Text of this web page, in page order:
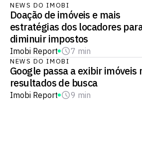
NEWS DO IMOBI
Doação de imóveis e mais
estratégias dos locadores
diminuir impostos
Imobi Report 7 min
NEWS DO IMOBI
Google passa a exibir imóveis
resultados de busca
Imobi Report 9 min